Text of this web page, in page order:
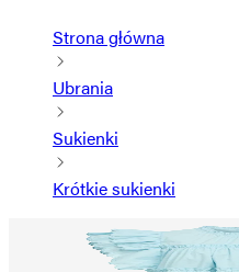
Strona główna
Ubrania
Sukienki
Krótkie sukienki